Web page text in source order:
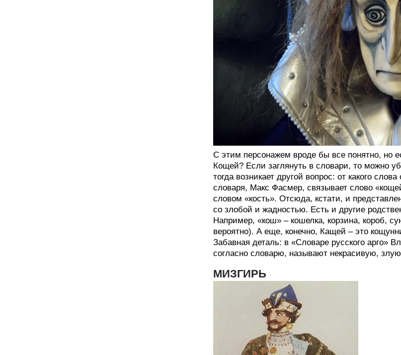
С этим персонажем вроде бы все понятно, но
Кощей? Если заглянуть в словари, то можно
тогда возникает другой вопрос: от какого
словаря, Макс Фасмер, связывает слово
словом «кость». Отсюда, кстати, и
со злобой и жадностью. Есть и другие
Например, «кош» – кошелка, корзина, короб,
вероятно). А еще, конечно, Кащей – это
Забавная деталь: в «Словаре русского арго»
согласно словарю, называют некрасивую,
МИЗГИРЬ